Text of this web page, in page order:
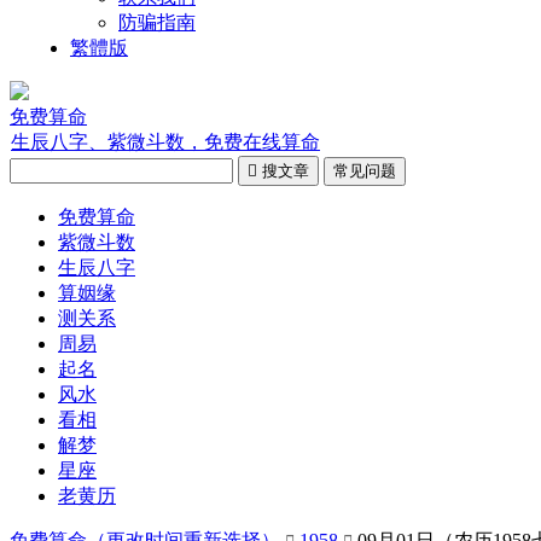
防骗指南
繁體版
免费算命
生辰八字、紫微斗数，免费在线算命
 搜文章 常见问题
免费算命
紫微斗数
生辰八字
算姻缘
测关系
周易
起名
风水
看相
解梦
星座
老黄历